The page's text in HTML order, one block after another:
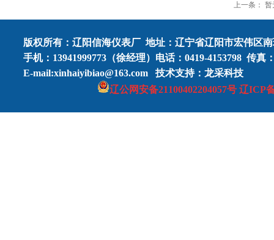
上一条： 暂
版权所有： 辽阳信海仪表厂 地址：辽宁省辽阳市宏伟区
手机：13941999773（徐经理） 电话：0419-4153798 传真
E-mail:xinhaiyibiao@163.com 技术支持：龙采科技
辽公网安备21100402204057号 辽ICP